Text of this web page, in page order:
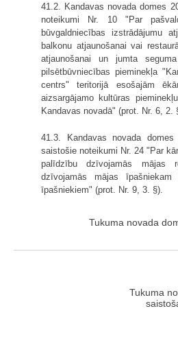
41.2. Kandavas novada domes
noteikumi Nr. 10 "Par
būvgaldniecības izstrādājumu
balkonu atjaunošanai vai
atjaunošanai un jumta
pilsētbūvniecības pieminekļa
centrs" teritorijā esošajām
aizsargājamo kultūras
Kandavas novadā" (prot. Nr. 6, 2.
41.3. Kandavas novada
saistošie noteikumi Nr. 24 "Par
palīdzību dzīvojamās mājas
dzīvojamās mājas
īpašniekiem" (prot. Nr. 9, 3. §).
Tukuma novada
Tukuma